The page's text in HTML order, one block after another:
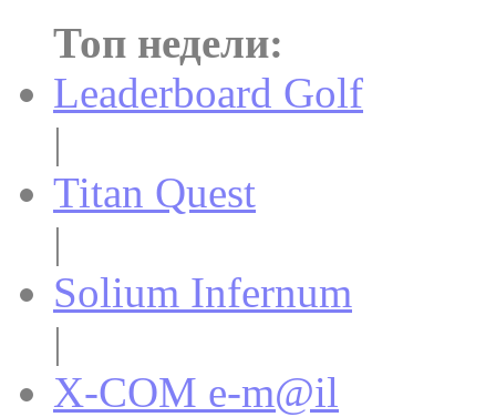
Топ недели:
Leaderboard Golf
|
Titan Quest
|
Solium Infernum
|
X-COM e-m@il